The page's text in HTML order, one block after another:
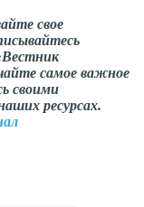
свое
самое важное
своими
ресурсах.